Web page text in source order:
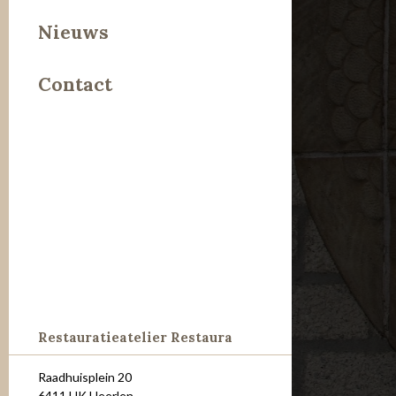
Leer
Steen
Nieuws
Contact
Restauratieatelier Restaura
Raadhuisplein 20